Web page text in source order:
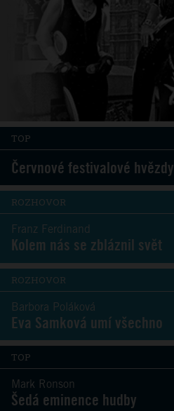
TOP
Červnové festivalové hvězdy
ROZHOVOR
Franz Ferdinand
Kolem nás se zbláznil svět
ROZHOVOR
Barbora Poláková
Eva Samková umí všechno
TOP
Mark Ronson
Šedá eminence hudby